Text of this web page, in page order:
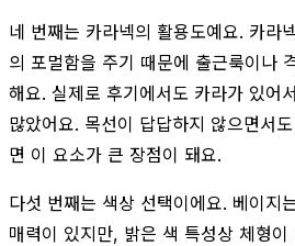
네 번째는 카라넥의 활용도예요. 카라
의 포멀함을 주기 때문에 출근룩이나
해요. 실제로 후기에서도 카라가 있어
많았어요. 목선이 답답하지 않으면서
면 이 요소가 큰 장점이 돼요.
다섯 번째는 색상 선택이에요. 베이지
매력이 있지만, 밝은 색 특성상 체형